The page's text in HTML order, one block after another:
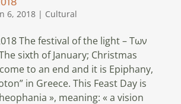
6, 2018| Cultural
The festival of the light – Των
sixth of January; Christmas
to an end and it is Epiphany,
in Greece. This Feast Day is
», meaning: « a vision